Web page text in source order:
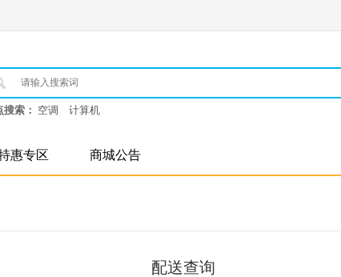
搜索： 空调 计算机
惠专区 商城公告
配送查询